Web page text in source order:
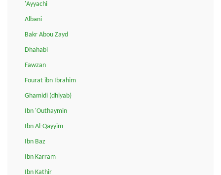
'Ayyachi
Albani
Bakr Abou Zayd
Dhahabi
Fawzan
Fourat ibn Ibrahim
Ghamidi (dhiyab)
Ibn 'Outhaymin
Ibn Al-Qayyim
Ibn Baz
Ibn Karram
Ibn Kathir